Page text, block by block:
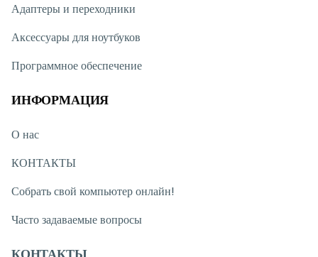
Адаптеры и переходники
Аксессуары для ноутбуков
Программное обеспечение
ИНФОРМАЦИЯ
О нас
КОНТАКТЫ
Собрать свой компьютер онлайн!
Часто задаваемые вопросы